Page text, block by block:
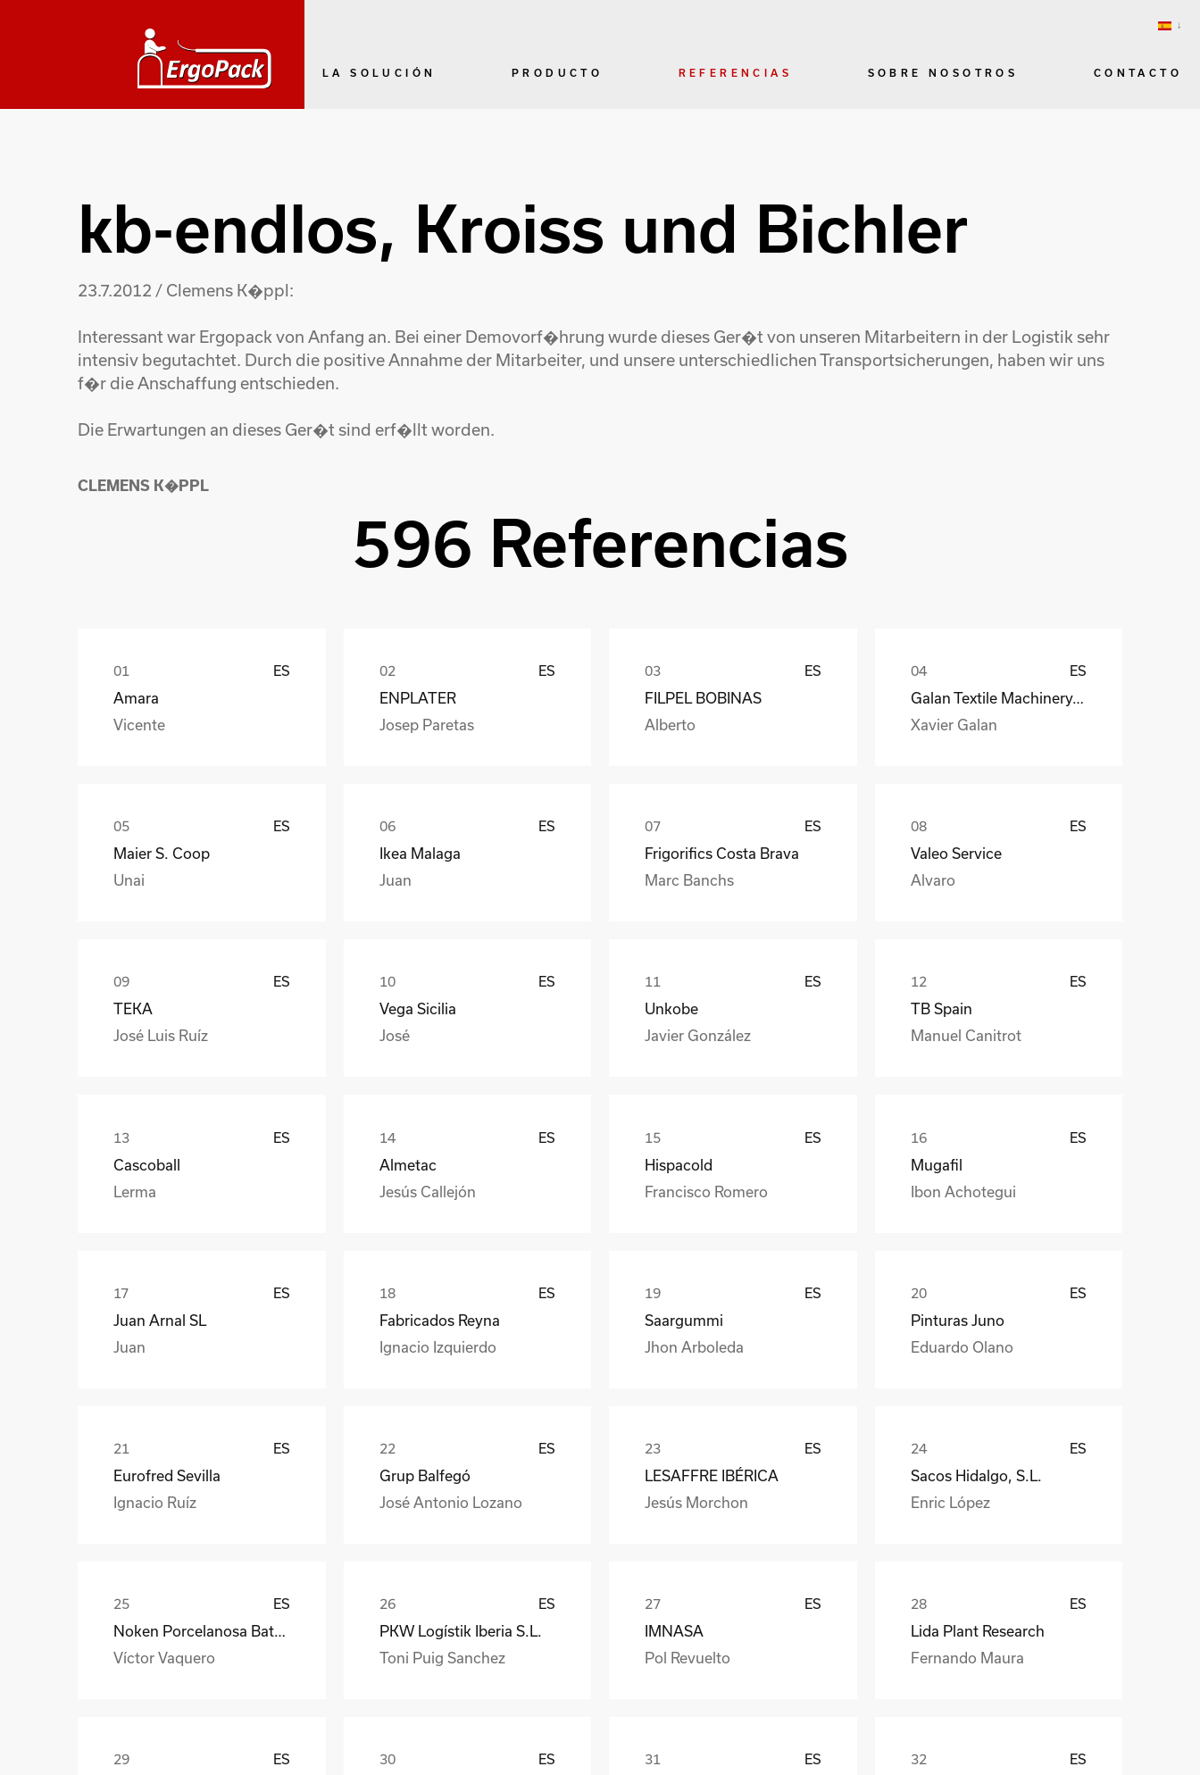
LA SOLUCIÓN PRODUCTO REFERENCIAS SOBRE NOSOTROS CONTACTO
kb-endlos, Kroiss und Bichler
23.7.2012 / Clemens K�ppl:
Interessant war Ergopack von Anfang an. Bei einer Demovorf�hrung wurde dieses Ger�t von unseren Mitarbeitern in der Logistik sehr
intensiv begutachtet. Durch die positive Annahme der Mitarbeiter, und unsere unterschiedlichen Transportsicherungen, haben wir uns
f�r die Anschaffung entschieden.
Die Erwartungen an dieses Ger�t sind erf�llt worden.
CLEMENS K�PPL
596 Referencias
ES
Amara
Vicente
ES
ENPLATER
Josep Paretas
ES
FILPEL BOBINAS
Alberto
ES
Galan Textile Machinery, S.L.
Xavier Galan
ES
Maier S. Coop
Unai
ES
Ikea Malaga
Juan
ES
Frigorifics Costa Brava
Marc Banchs
ES
Valeo Service
Alvaro
ES
TEKA
José Luis Ruíz
ES
Vega Sicilia
José
ES
Unkobe
Javier González
ES
TB Spain
Manuel Canitrot
ES
Cascoball
Lerma
ES
Almetac
Jesús Callejón
ES
Hispacold
Francisco Romero
ES
Mugafil
Ibon Achotegui
ES
Juan Arnal SL
Juan
ES
Fabricados Reyna
Ignacio Izquierdo
ES
Saargummi
Jhon Arboleda
ES
Pinturas Juno
Eduardo Olano
ES
Eurofred Sevilla
Ignacio Ruíz
ES
Grup Balfegó
José Antonio Lozano
ES
LESAFFRE IBÉRICA
Jesús Morchon
ES
Sacos Hidalgo, S.L.
Enric López
ES
Víctor Vaquero
ES
PKW Logístik Iberia S.L.
Toni Puig Sanchez
ES
IMNASA
Pol Revuelto
ES
Lida Plant Research
Fernando Maura
ES ES ES ES